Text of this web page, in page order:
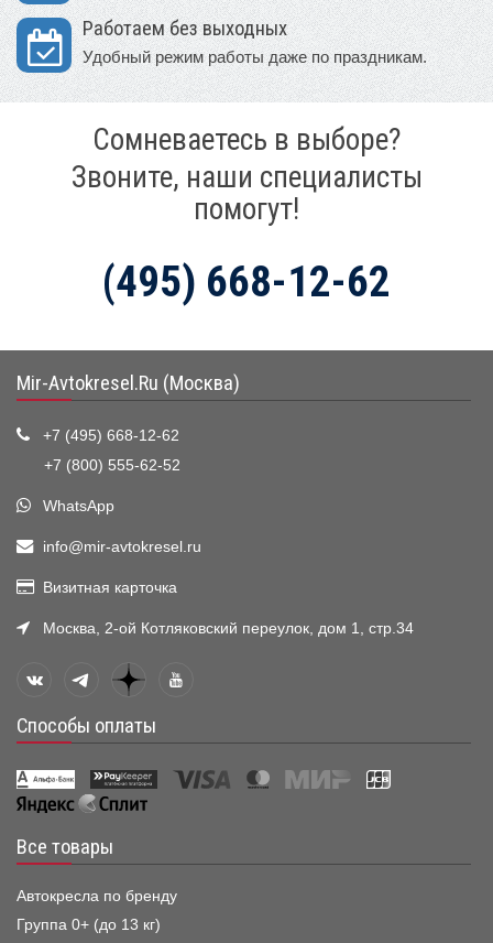
Работаем без выходных
Удобный режим работы даже по праздникам.
Сомневаетесь в выборе?
Звоните, наши специалисты
помогут!
(495) 668-12-62
Mir-Avtokresel.Ru (Москва)
+7 (495) 668-12-62
+7 (800) 555-62-52
WhatsApp
info@mir-avtokresel.ru
Визитная карточка
Москва, 2-ой Котляковский переулок, дом 1, стр.34
Способы оплаты
Все товары
Автокресла по бренду
Группа 0+ (до 13 кг)